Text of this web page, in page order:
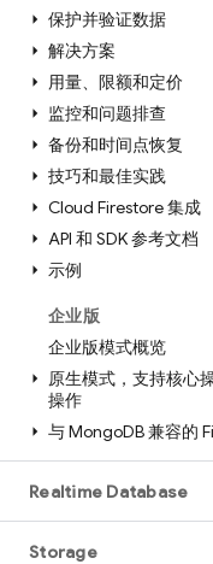
保护并验证数据
解决方案
用量、限额和定价
监控和问题排查
备份和时间点恢复
技巧和最佳实践
Cloud Firestore 集成
API 和 SDK 参考文档
示例
企业版
企业版模式概览
原生模式，支持核心
操作
与 MongoDB 兼容的
Realtime Database
Storage